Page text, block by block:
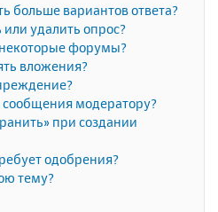
больше вариантов ответа?
удалить опрос?
форумы?
вложения?
модератору?
при создании
одобрения?
тему?